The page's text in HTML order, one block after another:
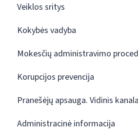
Veiklos sritys
Kokybės vadyba
Mokesčių administravimo
Korupcijos prevencija
Pranešėjų apsauga. Vidinis
Administracinė informacija